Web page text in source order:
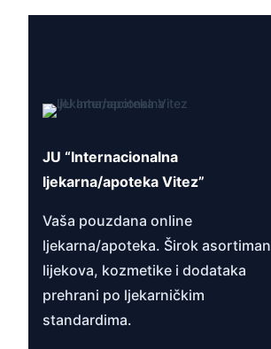
JU “Internacionalna
ljekarna/apoteka Vitez”
Vaša pouzdana online
ljekarna/apoteka. Širok asortiman
lijekova, kozmetike i dodataka
prehrani po ljekarničkim
standardima.